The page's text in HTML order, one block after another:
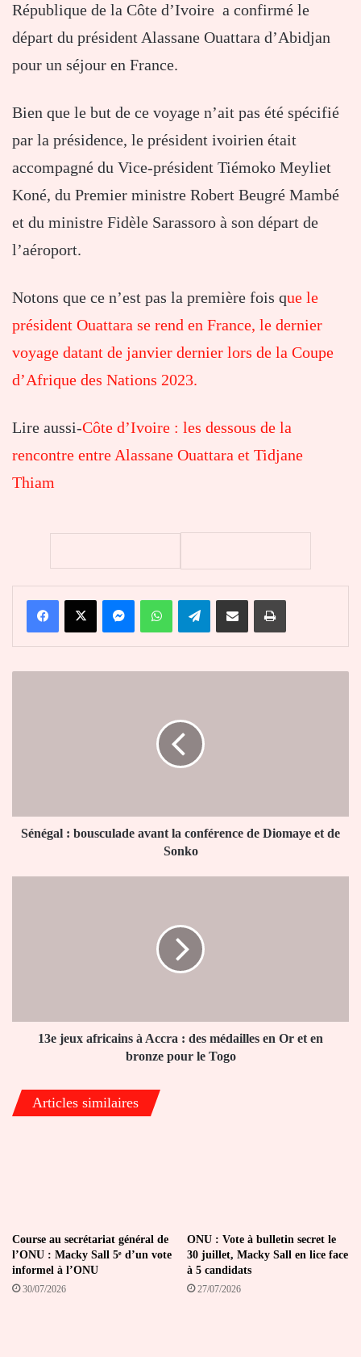
République de la Côte d’Ivoire a confirmé le
départ du président Alassane Ouattara d’Abidjan
pour un séjour en France.
Bien que le but de ce voyage n’ait pas été spécifié
par la présidence, le président ivoirien était
accompagné du Vice-président Tiémoko Meyliet
Koné, du Premier ministre Robert Beugré Mambé
et du ministre Fidèle Sarassoro à son départ de
l’aéroport.
Notons que ce n’est pas la première fois que le
président Ouattara se rend en France, le dernier
voyage datant de janvier dernier lors de la Coupe
d’Afrique des Nations 2023.
Lire aussi-Côte d’Ivoire : les dessous de la
rencontre entre Alassane Ouattara et Tidjane
Thiam
FacebookX MessengerWhatsAppTelegramPartager par email Imprimer
et
Sénégal : bousculade avant la conférence de Diomaye et de
Sonko
en
bronze
pour
13e jeux africains à Accra : des médailles en Or et en
bronze pour le Togo
Articles similaires
Course au secrétariat général de
l’ONU : Macky Sall 5ᵉ d’un vote
informel à l’ONU
30/07/2026
ONU : Vote à bulletin secret le
30 juillet, Macky Sall en lice face
à 5 candidats
27/07/2026